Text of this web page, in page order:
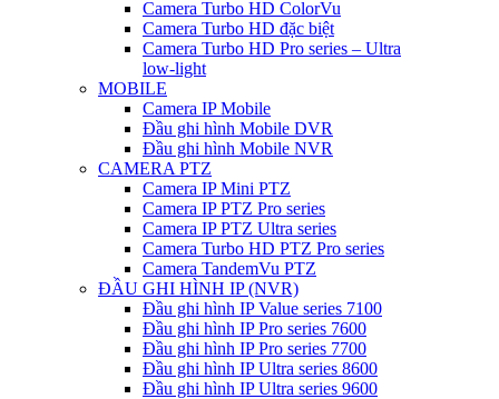
Camera Turbo HD ColorVu
Camera Turbo HD đặc biệt
Camera Turbo HD Pro series – Ultra
low-light
MOBILE
Camera IP Mobile
Đầu ghi hình Mobile DVR
Đầu ghi hình Mobile NVR
CAMERA PTZ
Camera IP Mini PTZ
Camera IP PTZ Pro series
Camera IP PTZ Ultra series
Camera Turbo HD PTZ Pro series
Camera TandemVu PTZ
ĐẦU GHI HÌNH IP (NVR)
Đầu ghi hình IP Value series 7100
Đầu ghi hình IP Pro series 7600
Đầu ghi hình IP Pro series 7700
Đầu ghi hình IP Ultra series 8600
Đầu ghi hình IP Ultra series 9600